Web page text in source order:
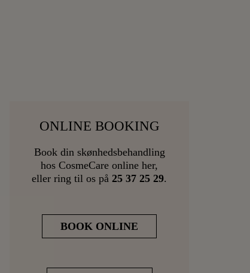
ONLINE BOOKING
Book din skønhedsbehandling
hos CosmeCare online her,
eller ring til os på 25 37 25 29.
BOOK ONLINE